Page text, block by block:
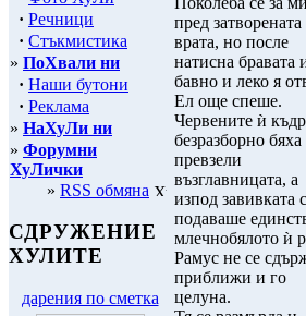
· Речници
· Стъкмистика
» ПоХвали ни
· Наши бутони
· Реклама
» НаХуЛи ни
» Форумни
ХуЛички
» RSS обмяна
СДРУЖЕНИЕ
ХУЛИТЕ
дарения по сметка
пред затворената
врата, но после
натисна бравата
бавно и леко я
Ел още спеше.
Червените ѝ
безразборно бяха
превзели
възглавницата, а
изпод завивката
подаваше
млечнобялото ѝ
Рамус не се
приближи и го
целуна.